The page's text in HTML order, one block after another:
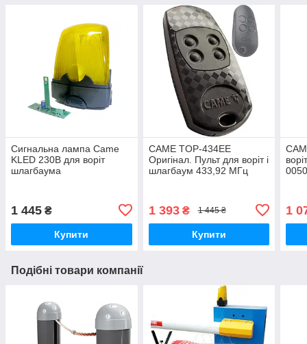
Сигнальна лампа Came
KLED 230В для воріт
шлагбаума
1 445 ₴
Купити
CAME TOP-434EE
Оригінал. Пульт для воріт і
шлагбаум 433,92 МГц
1 393₴ 1 445 ₴
Купити
1
Подібні товари компанії